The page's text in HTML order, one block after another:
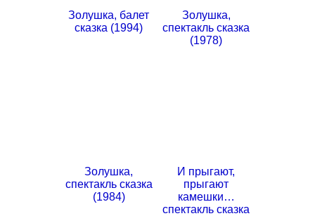
Золушка, балет
сказка (1994)
Золушка,
спектакль сказка
(1978)
Золушка,
спектакль сказка
(1984)
И прыгают,
прыгают
камешки…
спектакль сказка